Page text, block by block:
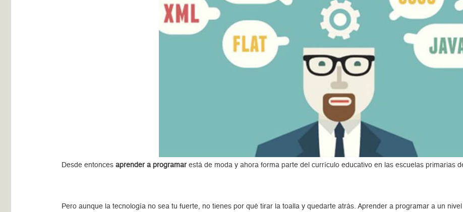
Desde entoncesaprender a programar está de moda y ahora forma parte del currículo educativo en las escuelas primarias
Pero aunque la tecnología no sea tu fuerte, no tienes por qué tirar la toalla y quedarte atrás. Aprender a programar a un